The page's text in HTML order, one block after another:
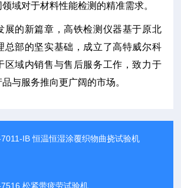
域对于材料性能检测的精准需求。
展的新篇章，高铁检测仪器基于原北
总部的坚实基础，成立了高特威尔科
区域内销售与售后服务工作，致力于
与服务推向更广阔的市场。
IB 恒温恒湿涂覆织物曲挠试验机
松紧带疲劳试验机